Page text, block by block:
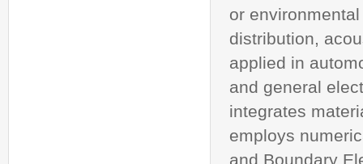
or
distribution,
applied in
and general
integrates
employs
and Boundary